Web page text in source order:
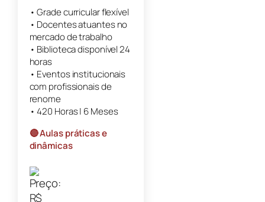
• Grade curricular flexível
• Docentes atuantes no
mercado de trabalho
• Biblioteca disponível 24
horas
• Eventos institucionais
com profissionais de
renome
• 420 Horas | 6 Meses
🔴 Aulas práticas e
dinâmicas